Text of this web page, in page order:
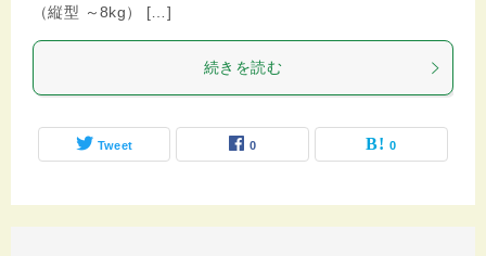
（縦型 ～8kg） […]
続きを読む
Tweet 0 0